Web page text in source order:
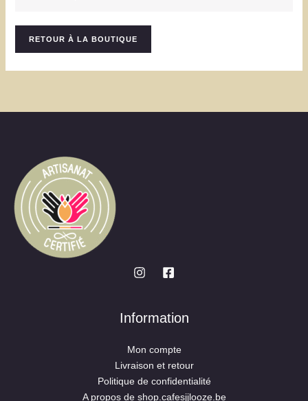
RETOUR À LA BOUTIQUE
Information
Mon compte
Livraison et retour
Politique de confidentialité
A propos de shop.cafesjjlooze.be